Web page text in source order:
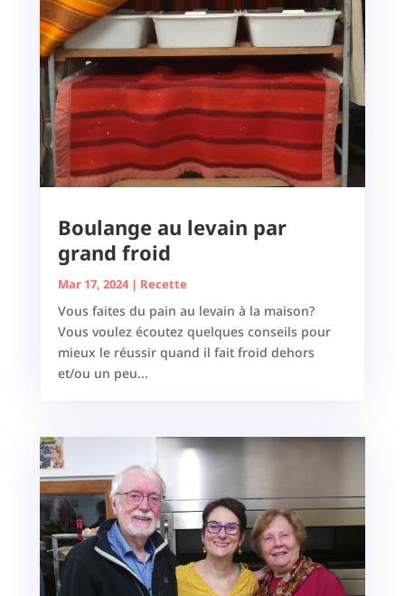
Boulange au levain par
grand froid
Mar 17, 2024| Recette
Vous faites du pain au levain à la maison?
Vous voulez écoutez quelques conseils pour
mieux le réussir quand il fait froid dehors
et/ou un peu...